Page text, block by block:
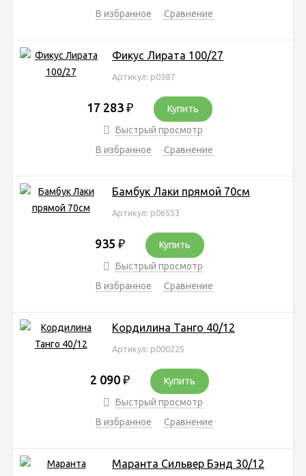
В избранное
Сравнение
Фикус Лирата 100/27
Артикул: р0387
17 283 ₽
Купить
Быстрый просмотр
В избранное
Сравнение
Бамбук Лаки прямой 70см
Артикул: р06553
935 ₽
Купить
Быстрый просмотр
В избранное
Сравнение
Кордилина Танго 40/12
Артикул: р000225
2 090 ₽
Купить
Быстрый просмотр
В избранное
Сравнение
Маранта Сильвер Бэнд 30/12